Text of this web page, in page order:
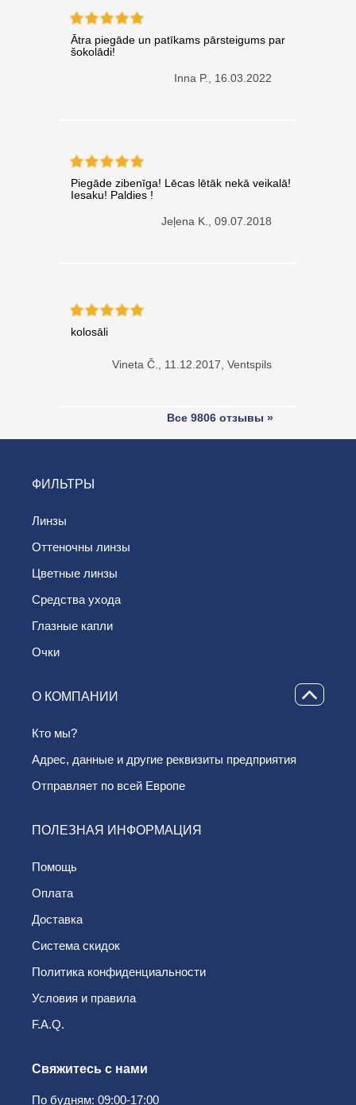
Ātra piegāde un patīkams pārsteigums par
šokolādi!
Inna P., 16.03.2022
Piegāde zibenīga! Lēcas lētāk nekā veikalā!
Iesaku! Paldies !
Jeļena K., 09.07.2018
kolosāli
Vineta Č., 11.12.2017, Ventspils
Все 9806 отзывы »
ФИЛЬТРЫ
Линзы
Oттеночны линзы
Цветные линзы
Средства ухода
Глазные капли
Очки
О КОМПАНИИ
Кто мы?
Адрес, данные и другие реквизиты предприятия
Отправляет по всей Европе
ПОЛЕЗНАЯ ИНФОРМАЦИЯ
Помощь
Оплата
Доставка
Система скидок
Политика конфиденциальности
Условия и правила
F.A.Q.
Свяжитесь с нами
По будням: 09:00-17:00